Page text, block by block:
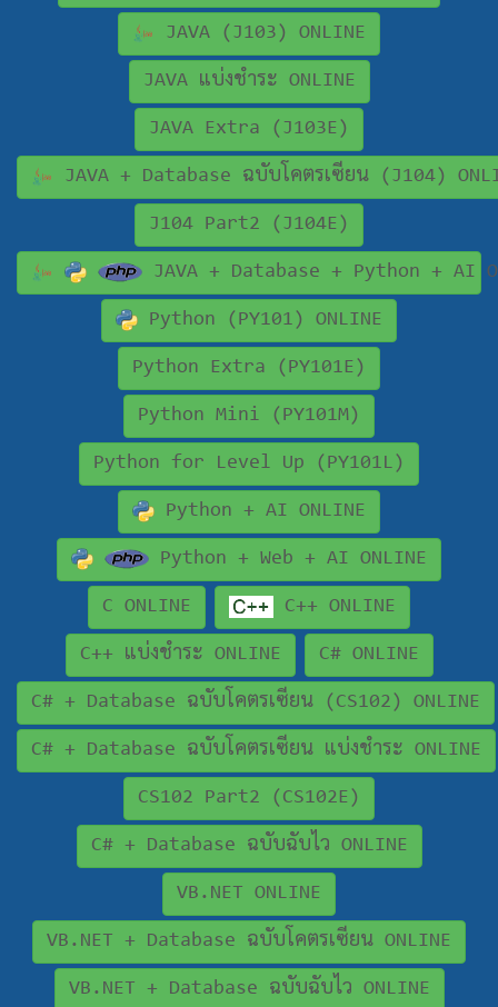
JAVA (J103) ONLINE
JAVA แบ่งชำระ ONLINE
JAVA Extra (J103E)
JAVA + Database ฉบับโคตรเซียน (J104)
J104 Part2 (J104E)
JAVA + Database + Python + AI
Python (PY101) ONLINE
Python Extra (PY101E)
Python Mini (PY101M)
Python for Level Up (PY101L)
Python + AI ONLINE
Python + Web + AI ONLINE
C ONLINE C++ ONLINE
C++ แบ่งชำระ ONLINE C# ONLINE
C# + Database ฉบับโคตรเซียน (CS102) ONLINE
C# + Database ฉบับโคตรเซียน แบ่งชำระ ONLINE
CS102 Part2 (CS102E)
C# + Database ฉบับฉับไว ONLINE
VB.NET ONLINE
VB.NET + Database ฉบับโคตรเซียน ONLINE
VB.NET + Database ฉบับฉับไว ONLINE